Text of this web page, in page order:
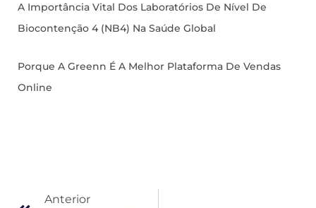
A Importância Vital Dos Laboratórios De Nível De
Biocontenção 4 (NB4) Na Saúde Global
Porque A Greenn É A Melhor Plataforma De Vendas
Online
Anterior